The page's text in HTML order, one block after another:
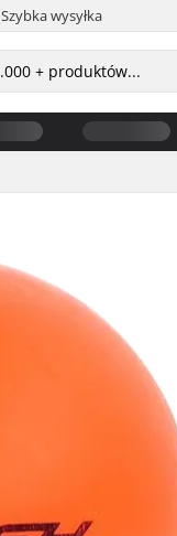
Szybka wysyłka